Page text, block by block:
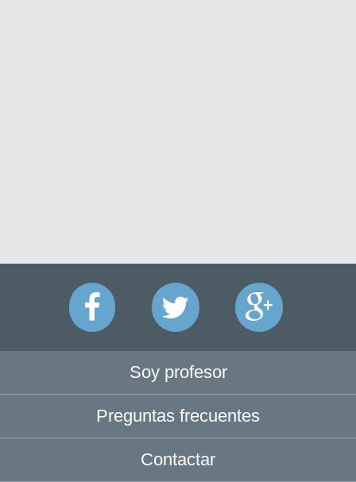
Soy profesor
Preguntas frecuentes
Contactar